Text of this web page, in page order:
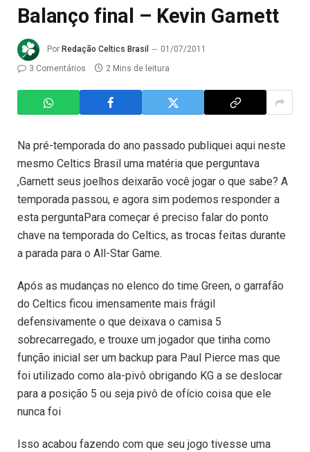
Balanço final – Kevin Garnett
Por Redação Celtics Brasil
01/07/2011
3 Comentários
2 Mins de leitura
Na pré-temporada do ano passado publiquei aqui neste
mesmo Celtics Brasil uma matéria que perguntava
,Garnett seus joelhos deixarão você jogar o que sabe? A
temporada passou, e agora sim podemos responder a
esta perguntaPara começar é preciso falar do ponto
chave na temporada do Celtics, as trocas feitas durante
a parada para o All-Star Game.
Após as mudanças no elenco do time Green, o garrafão
do Celtics ficou imensamente mais frágil
defensivamente o que deixava o camisa 5
sobrecarregado, e trouxe um jogador que tinha como
função inicial ser um backup para Paul Pierce mas que
foi utilizado como ala-pivô obrigando KG a se deslocar
para a posição 5 ou seja pivô de ofício coisa que ele
nunca foi
Isso acabou fazendo com que seu jogo tivesse uma